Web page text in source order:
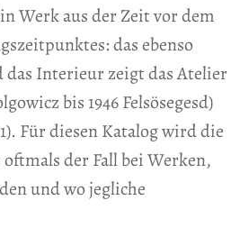
Werk aus der Zeit vor dem
das ebenso
das Interieur zeigt das Atelier
bis 1946 Felsösegesd)
Für diesen Katalog wird die
der Fall bei Werken,
und wo jegliche